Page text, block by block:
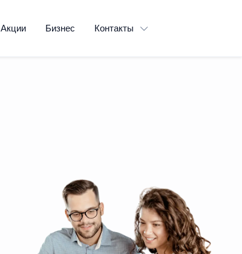
Акции Бизнес Контакты